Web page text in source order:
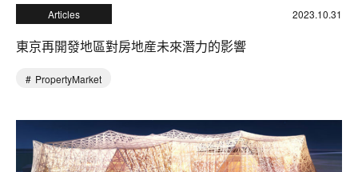
Articles 2023.10.31
東京再開發地區對房地産未來潛力的影響
PropertyMarket